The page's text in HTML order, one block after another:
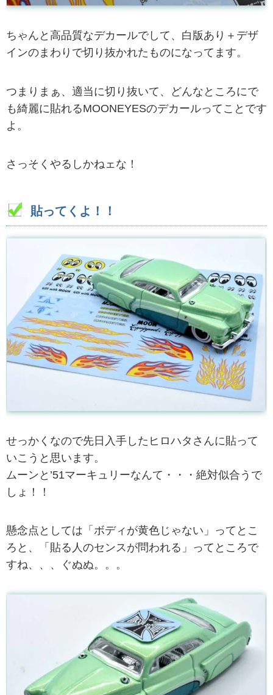
ちゃんと高品質なデカールでして、白版あり＋デザ
インのまわりで切り抜かれたものになってます。
つまりまぁ、適当に切り抜いて、どんなところにで
も綺麗に貼れるMOONEYESのデカールってことです
よ。
さっそくやるしかねェな！
貼ってくよ！！
せっかくなので先日入手したヒロハタさんに貼って
いこうと思います。
ムーンと’51マーキュリーなんて・・・絶対似合うで
しょ！！
懸念点としては「ボディが黄色じゃない」ってとこ
ろと、「貼る人のセンスが問われる」ってところで
すね、、、ぐぬぬ。。。